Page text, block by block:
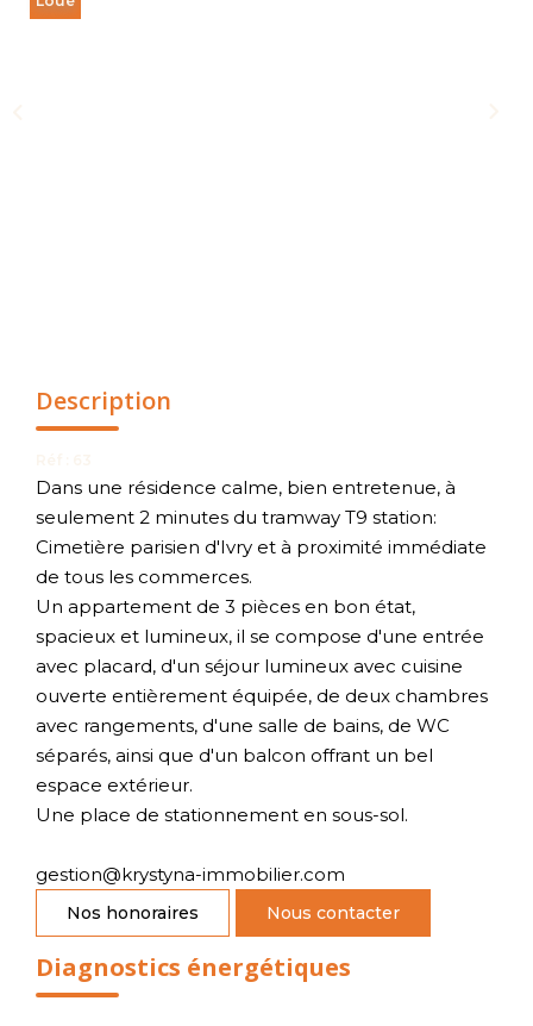
Description
Dans une résidence calme, bien entretenue, à
seulement 2 minutes du tramway T9 station:
Cimetière parisien d'Ivry et à proximité immédiate
de tous les commerces.
Un appartement de 3 pièces en bon état,
spacieux et lumineux, il se compose d'une entrée
avec placard, d'un séjour lumineux avec cuisine
ouverte entièrement équipée, de deux chambres
avec rangements, d'une salle de bains, de WC
séparés, ainsi que d'un balcon offrant un bel
espace extérieur.
Une place de stationnement en sous-sol.
gestion@krystyna-immobilier.com
Nos honoraires Nous contacter
Diagnostics énergétiques